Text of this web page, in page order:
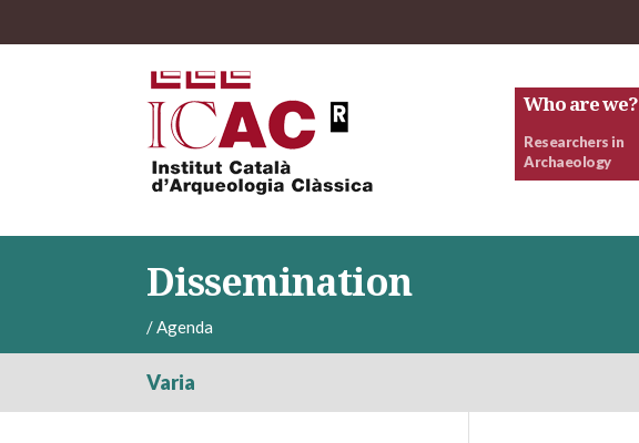
Who are we?
Researchers in
Archaeology
Dissemination
/Agenda
Varia